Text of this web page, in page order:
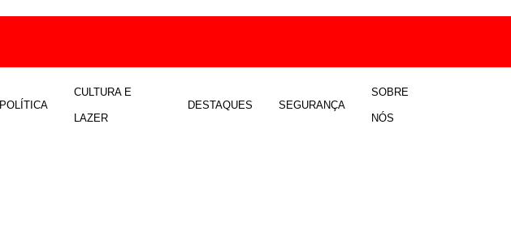
POLÍTICA
CULTURA E
LAZER
DESTAQUES SEGURANÇA
SOBRE
NÓS